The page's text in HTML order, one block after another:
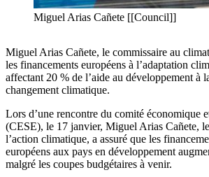
Miguel Arias Cañete [[Council]]
Miguel Arias Cañete, le commissaire au
les financements européens à l’adaptation
affectant 20 % de l’aide au développement à
changement climatique.
Lors d’une rencontre du comité économique
(CESE), le 17 janvier, Miguel Arias Cañete,
l’action climatique, a assuré que les
européens aux pays en développement
malgré les coupes budgétaires à venir.